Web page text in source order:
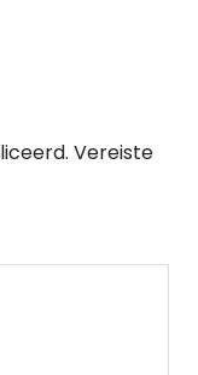
Vereiste